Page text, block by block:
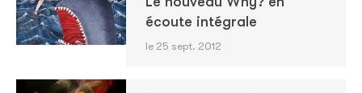
écoute intégrale
le 25 sept. 2012